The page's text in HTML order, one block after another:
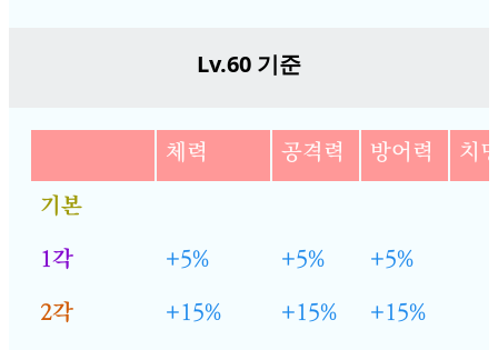
Lv.60 기준
체력 공격력 방어력 치
기본
1각 +5% +5% +5%
2각 +15% +15% +15%